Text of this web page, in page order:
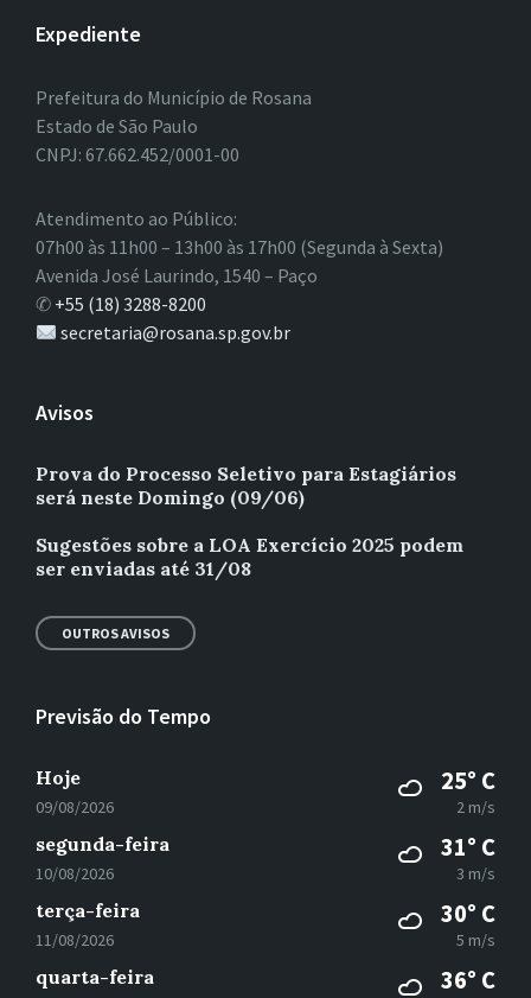
Expediente
Prefeitura do Município de Rosana
Estado de São Paulo
CNPJ: 67.662.452/0001-00
Atendimento ao Público:
07h00 às 11h00 – 13h00 às 17h00 (Segunda à Sexta)
Avenida José Laurindo, 1540 – Paço
✆ +55 (18) 3288-8200
secretaria@rosana.sp.gov.br
Avisos
Prova do Processo Seletivo para Estagiários
será neste Domingo (09/06)
Sugestões sobre a LOA Exercício 2025 podem
ser enviadas até 31/08
OUTROS AVISOS
Previsão do Tempo
Hoje
09/08/2026
25° C
2 m/s
segunda-feira
10/08/2026
31° C
3 m/s
terça-feira
11/08/2026
30° C
5 m/s
quarta-feira 36° C